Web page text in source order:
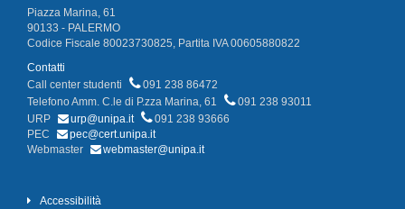
Piazza Marina, 61
90133 - PALERMO
Codice Fiscale 80023730825, Partita IVA 00605880822
Contatti
Call center studenti
091 238 86472
Telefono Amm. C.le di P.zza Marina, 61
091 238 93011
URP
urp@unipa.it
091 238 93666
PEC
pec@cert.unipa.it
Webmaster
webmaster@unipa.it
Accessibilità